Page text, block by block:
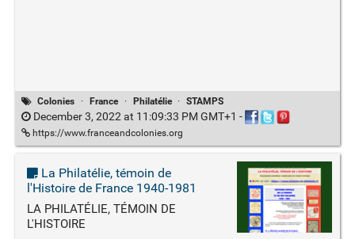
Colonies · France · Philatélie · STAMPS
December 3, 2022 at 11:09:33 PM GMT+1 -
https://www.franceandcolonies.org
La Philatélie, témoin de
l'Histoire de France 1940-1981
LA PHILATÉLIE, TÉMOIN DE
L'HISTOIRE